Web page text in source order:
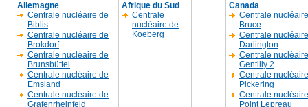
Allemagne
Centrale nucléaire de
Biblis
Centrale nucléaire de
Brokdorf
Centrale nucléaire de
Brunsbüttel
Centrale nucléaire de
Emsland
Centrale nucléaire de
Grafenrheinfeld
Afrique du Sud
Centrale
nucléaire de
Koeberg
Canada
Centrale
Bruce
Centrale
Darlington
Centrale
Gentilly 2
Centrale
Pickering
Centrale
Point Lepreau